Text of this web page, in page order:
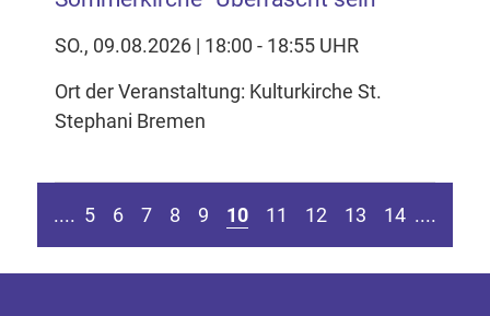
SO., 09.08.2026 | 18:00 - 18:55 UHR
Ort der Veranstaltung: Kulturkirche St.
Stephani Bremen
Seite springen
Zur vorherigen Seite
.... 5 6 7 8 9 10 11 12 13 14 ....